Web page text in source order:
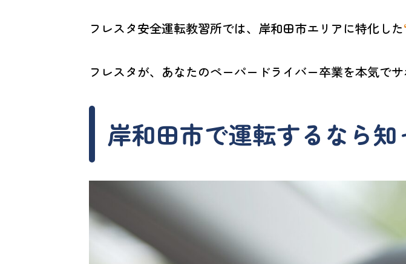
フレスタ安全運転教習所では、岸和田市エリアに特化した
フレスタが、あなたのペーパードライバー卒業を本気でサ
岸和田市で運転するなら